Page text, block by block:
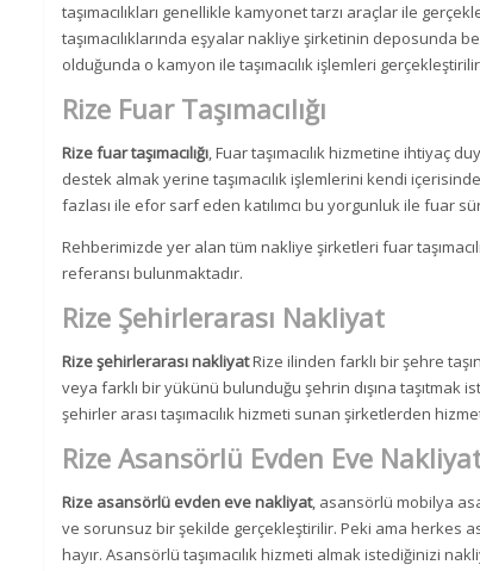
taşımacılıkları genellikle kamyonet tarzı araçlar ile
taşımacılıklarında eşyalar nakliye şirketinin deposunda
olduğunda o kamyon ile taşımacılık işlemleri
Rize Fuar Taşımacılığı
Rize fuar taşımacılığı, Fuar taşımacılık hizmetine ihtiyaç
destek almak yerine taşımacılık işlemlerini kendi
fazlası ile efor sarf eden katılımcı bu yorgunluk ile fuar
Rehberimizde yer alan tüm nakliye şirketleri fuar
referansı bulunmaktadır.
Rize Şehirlerarası Nakliyat
Rize şehirlerarası nakliyatRize ilinden farklı bir şehre
veya farklı bir yükünü bulunduğu şehrin dışına
şehirler arası taşımacılık hizmeti sunan şirketlerden hizmet
Rize Asansörlü Evden Eve
Rize asansörlü evden eve nakliyat, asansörlü mobilya
ve sorunsuz bir şekilde gerçekleştirilir. Peki ama herkes
hayır. Asansörlü taşımacılık hizmeti almak istediğinizi